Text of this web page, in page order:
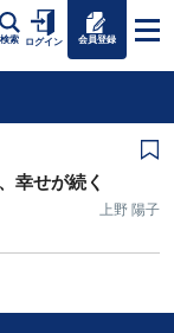
検索 ログイン 会員登録
幸せが続く
上野 陽子